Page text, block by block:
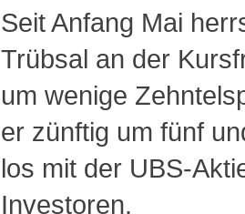
Seit Anfang Mai
Trübsal an der
um wenige
er zünftig um fünf
los mit der UBS-
Investoren.